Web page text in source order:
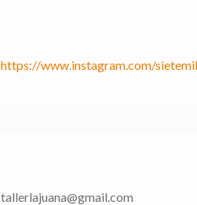
https://www.instagram.com/
tallerlajuana@gmail.com